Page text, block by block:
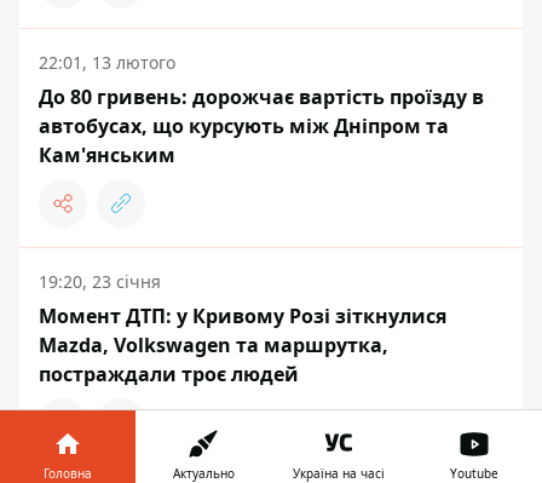
22:01, 13 лютого
До 80 гривень: дорожчає вартість проїзду в
автобусах, що курсують між Дніпром та
Кам'янським
19:20, 23 січня
Момент ДТП: у Кривому Розі зіткнулися
Mazda, Volkswagen та маршрутка,
постраждали троє людей
Головна Актуально Україна на часі Youtube